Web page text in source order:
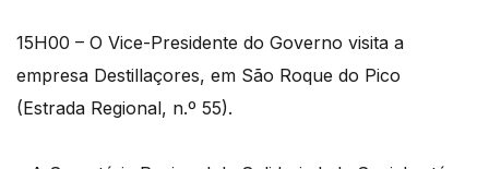
15H00 – O Vice-Presidente do Governo visita a
empresa Destillaçores, em São Roque do Pico
(Estrada Regional, n.º 55).